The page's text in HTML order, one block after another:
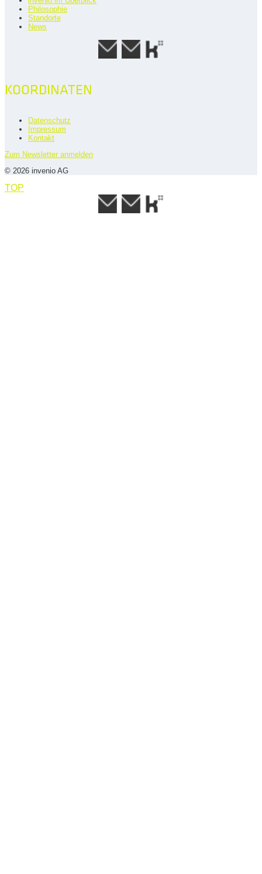
Philosophie
Standorte
News
KOORDINATEN
Datenschutz
Impressum
Kontakt
Zum Newsletter anmelden
© 2026 invenio AG
TOP